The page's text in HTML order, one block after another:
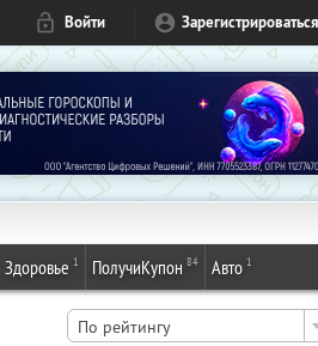
Войти Зарегистрироваться
Здоровье 1 ПолучиКупон 84 Авто 1
По рейтингу